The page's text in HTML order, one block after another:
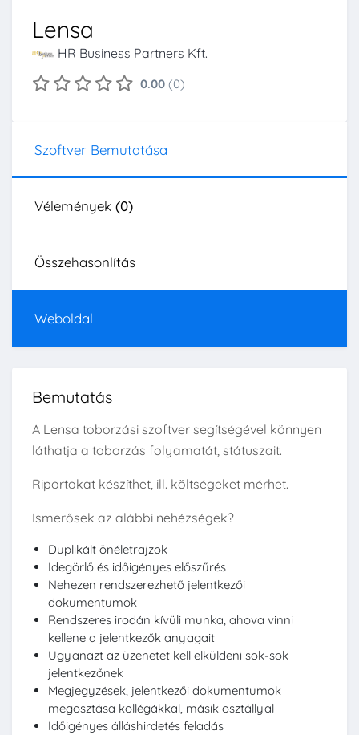
Lensa
HR Business Partners Kft.
0.00 (0)
Szoftver Bemutatása
Vélemények (0)
Összehasonlítás
Weboldal
Bemutatás
A Lensa toborzási szoftver segítségével könnyen
láthatja a toborzás folyamatát, státuszait.
Riportokat készíthet, ill. költségeket mérhet.
Ismerősek az alábbi nehézségek?
Duplikált önéletrajzok
Idegörlő és időigényes előszűrés
Nehezen rendszerezhető jelentkezői
dokumentumok
Rendszeres irodán kívüli munka, ahova vinni
kellene a jelentkezők anyagait
Ugyanazt az üzenetet kell elküldeni sok-sok
jelentkezőnek
Megjegyzések, jelentkezői dokumentumok
megosztása kollégákkal, másik osztállyal
Időigényes álláshirdetés feladás